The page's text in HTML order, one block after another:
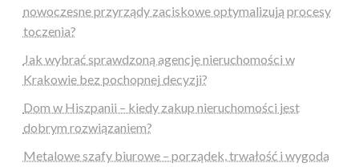
nowoczesne przyrządy zaciskowe optymalizują procesy
toczenia?
Jak wybrać sprawdzoną agencję nieruchomości w
Krakowie bez pochopnej decyzji?
Dom w Hiszpanii – kiedy zakup nieruchomości jest
dobrym rozwiązaniem?
Metalowe szafy biurowe – porządek, trwałość i wygoda